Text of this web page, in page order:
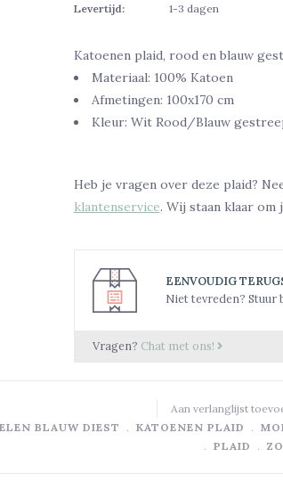
Levertijd:
1-3 dagen
Katoenen plaid, rood en blauw
Materiaal: 100% Katoen
Afmetingen: 100x170 cm
Kleur: Wit Rood/Blauw
Heb je vragen over deze plaid?
klantenservice. Wij staan klaar om
EENVOUDIG
Niet tevreden? Stuur
Vragen? Chat met ons!
Aan verlanglijst
BLAUW DIEST KATOENEN PLAID
PLAID